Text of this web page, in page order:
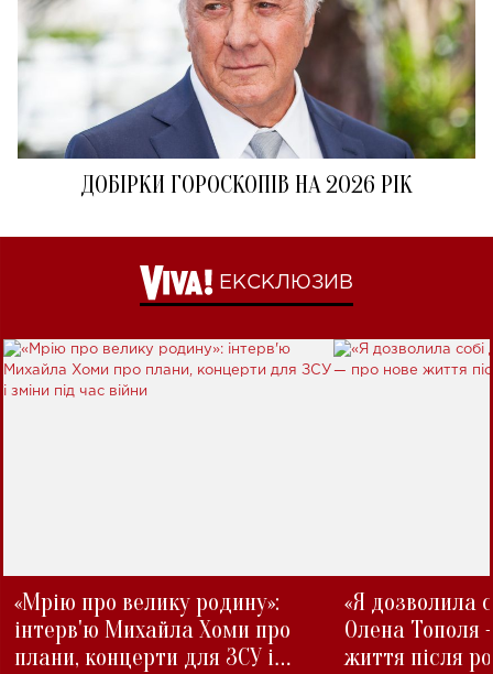
ДОБІРКИ ГОРОСКОПІВ НА 2026 РІК
ЕКСКЛЮЗИВ
«Мрію про велику родину»:
інтерв'ю Михайла Хоми про
плани, концерти для ЗСУ і
«Я дозволила
Олена Тополя
життя після